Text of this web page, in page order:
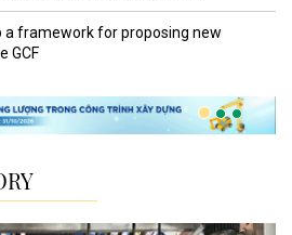
a framework for proposing new
GCF